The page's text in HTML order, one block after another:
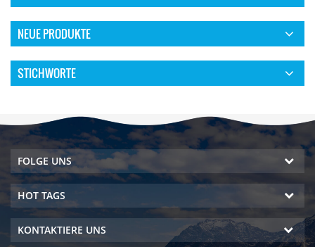
NEUE PRODUKTE
STICHWORTE
FOLGE UNS
HOT TAGS
KONTAKTIERE UNS